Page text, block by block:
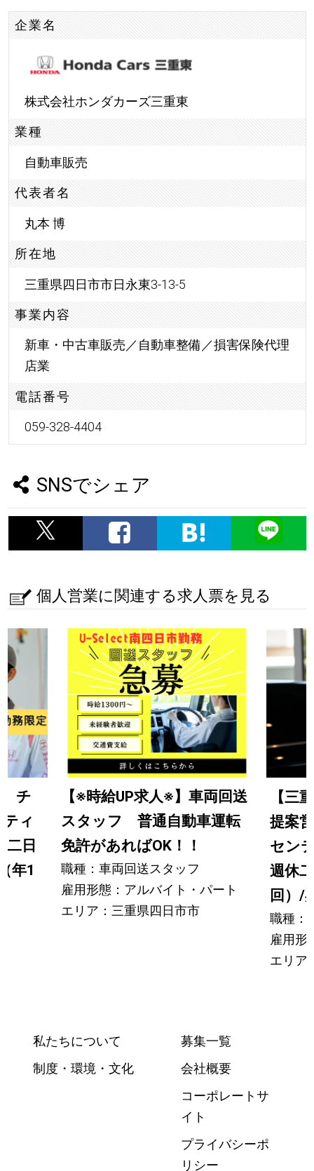
企業名
株式会社ホンダカーズ三重東
業種
自動車販売
代表者名
丸本 博
所在地
三重県四日市市日永東3-13-5
事業内容
新車・中古車販売／自動車整備／損害保険代理
店業
電話番号
059-328-4404
SNSでシェア
個人営業に関連する求人票を見る
チ
ィ
二日
年1
【※時給UP求人※】車両回送
スタッフ 普通自動車運転
免許があればOK！！
職種：車両回送スタッフ
雇用形態：アルバイト・パート
エリア：三重県四日市市
【三
提案
セン
週休
回）/
職種：
雇用形
エリア
私たちについて
制度・環境・文化
募集一覧
会社概要
コーポレートサ
イト
プライバシーポ
リシー